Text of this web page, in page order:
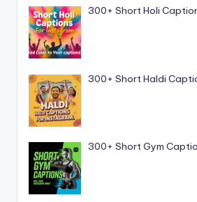
300+ Short Holi
300+ Short Haldi
300+ Short Gym